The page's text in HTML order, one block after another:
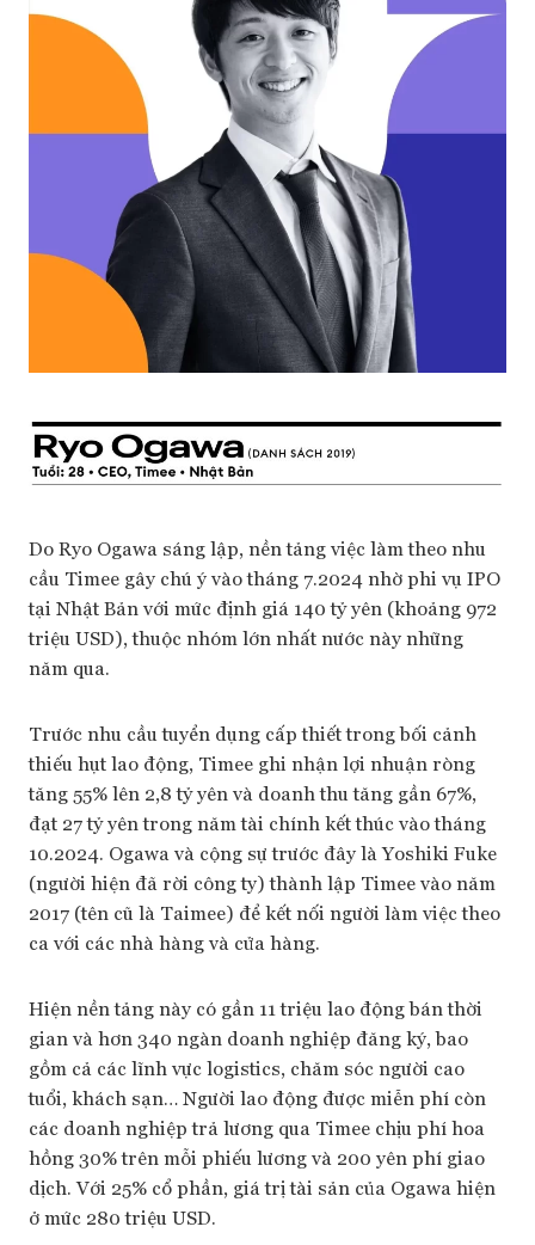
Do Ryo Ogawa sáng lập, nền tảng việc làm theo nhu
cầu Timee gây chú ý vào tháng 7.2024 nhờ phi vụ IPO
tại Nhật Bản với mức định giá 140 tỷ yên (khoảng 972
triệu USD), thuộc nhóm lớn nhất nước này những
năm qua.
Trước nhu cầu tuyển dụng cấp thiết trong bối cảnh
thiếu hụt lao động, Timee ghi nhận lợi nhuận ròng
tăng 55% lên 2,8 tỷ yên và doanh thu tăng gần 67%,
đạt 27 tỷ yên trong năm tài chính kết thúc vào tháng
10.2024. Ogawa và cộng sự trước đây là Yoshiki Fuke
(người hiện đã rời công ty) thành lập Timee vào năm
2017 (tên cũ là Taimee) để kết nối người làm việc theo
ca với các nhà hàng và cửa hàng.
Hiện nền tảng này có gần 11 triệu lao động bán thời
gian và hơn 340 ngàn doanh nghiệp đăng ký, bao
gồm cả các lĩnh vực logistics, chăm sóc người cao
tuổi, khách sạn… Người lao động được miễn phí còn
các doanh nghiệp trả lương qua Timee chịu phí hoa
hồng 30% trên mỗi phiếu lương và 200 yên phí giao
dịch. Với 25% cổ phần, giá trị tài sản của Ogawa hiện
ở mức 280 triệu USD.